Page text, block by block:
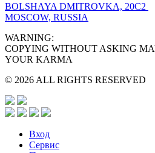
BOLSHAYA DMITROVKA, 20C2
MOSCOW, RUSSIA
WARNING:
COPYING WITHOUT ASKING
YOUR KARMA
© 2026 ALL RIGHTS RESERVED
Вход
Сервис